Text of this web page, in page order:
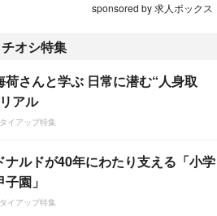
sponsored by 求人ボックス
オシ特集
荷さんと学ぶ 日常に潜む“人身取
アル
イアップ特集
ナルドが40年にわたり支える「小学
園」
イアップ特集